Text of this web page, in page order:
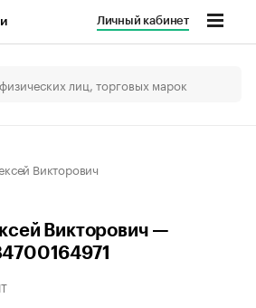
Личный кабинет
Викторович
Викторович —